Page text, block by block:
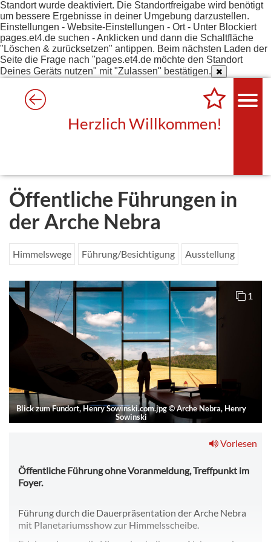
Standort wurde deaktiviert. Die Standortfreigabe wird benötigt
um bessere Ergebnisse in deiner Umgebung darzustellen.
Einstellungen - Website-Einstellungen - Ort - Unter Blockiert
pages.et4.de suchen - Anklicken und dann die Schaltfläche
"Löschen & zurücksetzen" antippen. Beim nächsten Laden der
Seite die Frage nach "pages.et4.de möchte den Standort
Deines Geräts nutzen" mit "Zulassen" bestätigen.
Herzlich Willkommen!
Öffentliche Führungen in
der Arche Nebra
Himmelswege Führung/Besichtigung Ausstellung
Blick zum Fundort, Henry Sowinski.com.jpg©Arche Nebra, Henry
Sowinski
1
Vorlesen
Öffentliche Führung ohne Voranmeldung, Treffpunkt im
Foyer.
Führung durch die Dauerpräsentation der Arche Nebra
mit Planetariumsshow zur Himmelsscheibe.